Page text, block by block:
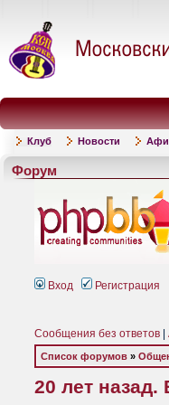
Клуб Новости
Форум
Вход Регистрация
Сообщения без ответов
Список форумов »
20 лет назад.